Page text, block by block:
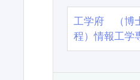
工学府 （博
程）情報工学